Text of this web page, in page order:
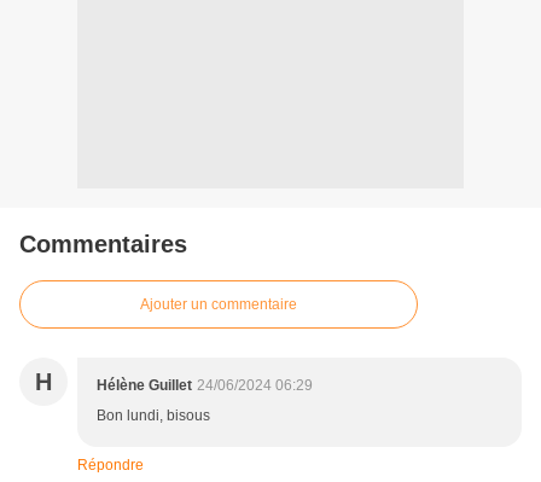
Commentaires
Ajouter un commentaire
H Hélène Guillet 24/06/2024 06:29
Bon lundi, bisous
Répondre